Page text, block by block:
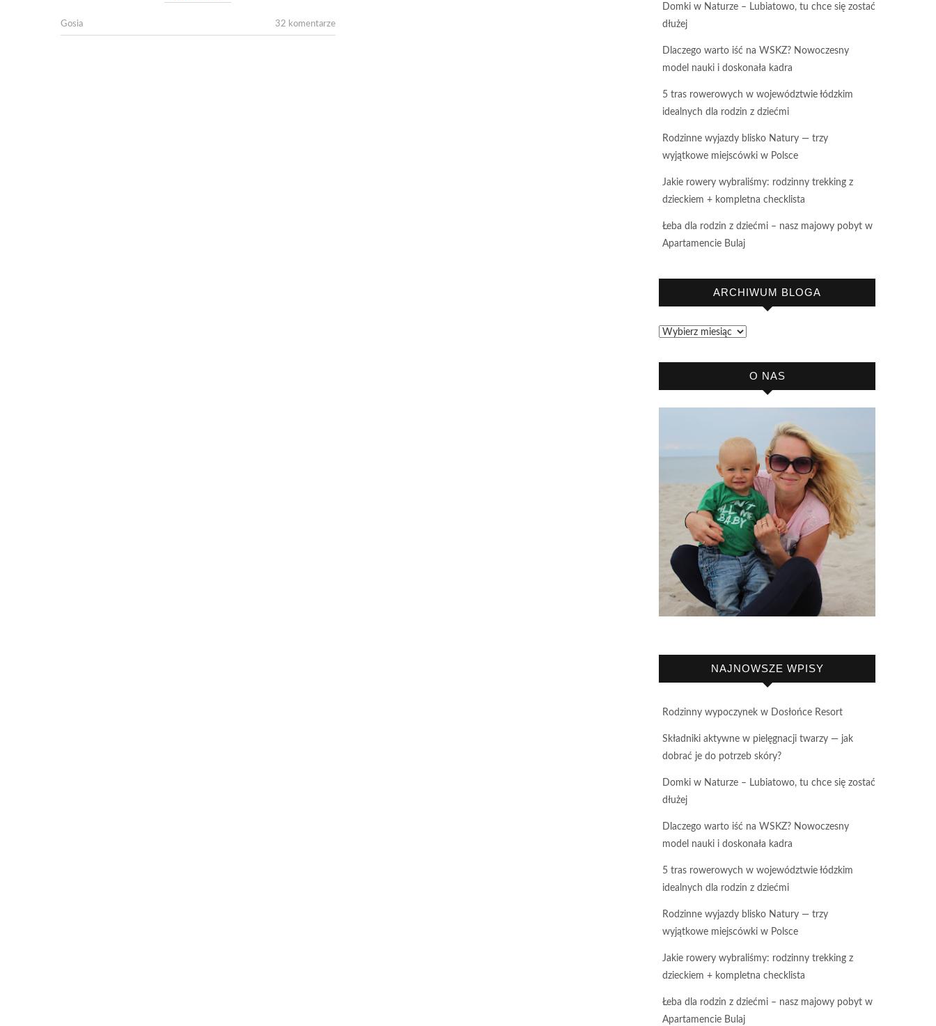
Gosia 32 komentarze
Domki w Naturze – Lubiatowo, tu chce się zostać
dłużej
Dlaczego warto iść na WSKZ? Nowoczesny
model nauki i doskonała kadra
5 tras rowerowych w województwie łódzkim
idealnych dla rodzin z dziećmi
Rodzinne wyjazdy blisko Natury — trzy
wyjątkowe miejscówki w Polsce
Jakie rowery wybraliśmy: rodzinny trekking z
dzieckiem + kompletna checklista
Łeba dla rodzin z dziećmi – nasz majowy pobyt w
Apartamencie Bulaj
ARCHIWUM BLOGA
Archiwum
O NAS
NAJNOWSZE WPISY
Rodzinny wypoczynek w Dosłońce Resort
Składniki aktywne w pielęgnacji twarzy — jak
dobrać je do potrzeb skóry?
Domki w Naturze – Lubiatowo, tu chce się zostać
dłużej
Dlaczego warto iść na WSKZ? Nowoczesny
model nauki i doskonała kadra
5 tras rowerowych w województwie łódzkim
idealnych dla rodzin z dziećmi
Rodzinne wyjazdy blisko Natury — trzy
wyjątkowe miejscówki w Polsce
Jakie rowery wybraliśmy: rodzinny trekking z
dzieckiem + kompletna checklista
Łeba dla rodzin z dziećmi – nasz majowy pobyt w
Apartamencie Bulaj